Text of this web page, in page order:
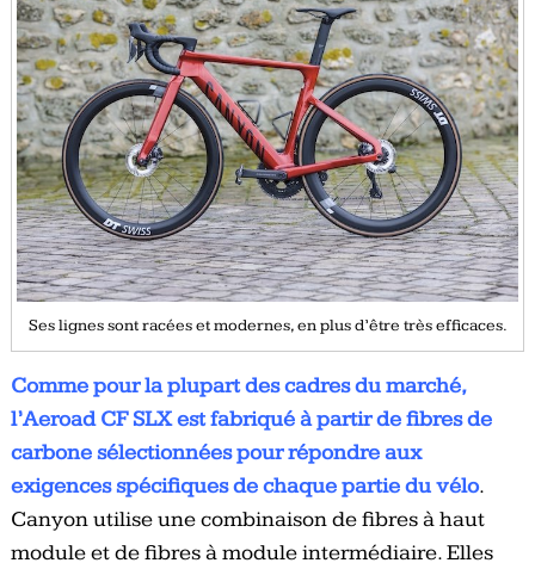
Ses lignes sont racées et modernes, en plus d’être très efficaces.
Comme pour la plupart des cadres du marché,
l’Aeroad CF SLX est fabriqué à partir de fibres de
carbone sélectionnées pour répondre aux
exigences spécifiques de chaque partie du vélo.
Canyon utilise une combinaison de fibres à haut
module et de fibres à module intermédiaire. Elles